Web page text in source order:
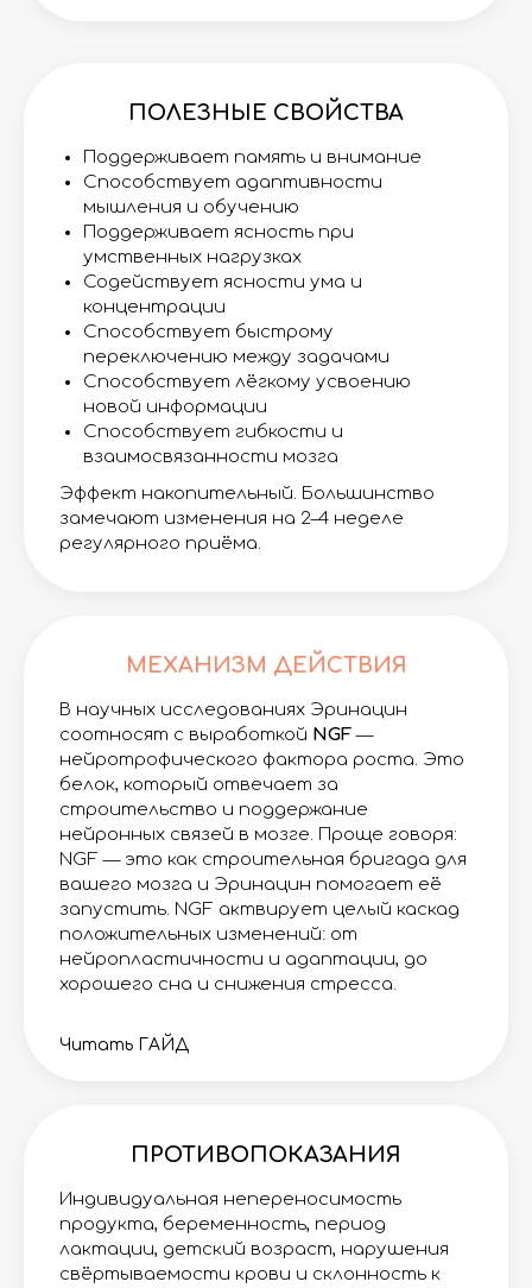
ПОЛЕЗНЫЕ СВОЙСТВА
Поддерживает память и внимание
Способствует адаптивности
мышления и обучению
Поддерживает ясность при
умственных нагрузках
Содействует ясности ума и
концентрации
Способствует быстрому
переключению между задачами
Способствует лёгкому усвоению
новой информации
Способствует гибкости и
взаимосвязанности мозга
Эффект накопительный. Большинство
замечают изменения на 2–4 неделе
регулярного приёма.
МЕХАНИЗМ ДЕЙСТВИЯ
В научных исследованиях Эринацин
соотносят с выработкой NGF—
нейротрофического фактора роста. Это
белок, который отвечает за
строительство и поддержание
нейронных связей в мозге. Проще говоря:
NGF — это как строительная бригада для
вашего мозга и Эринацин помогает её
запустить. NGF актвирует целый каскад
положительных изменений: от
нейропластичности и адаптации, до
хорошего сна и снижения стресса.
Читать ГАЙД
ПРОТИВОПОКАЗАНИЯ
Индивидуальная непереносимость
продукта, беременность, период
лактации, детский возраст, нарушения
свёртываемости крови и склонность к